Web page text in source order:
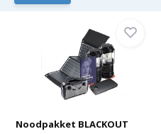
Noodpakket BLACKOUT